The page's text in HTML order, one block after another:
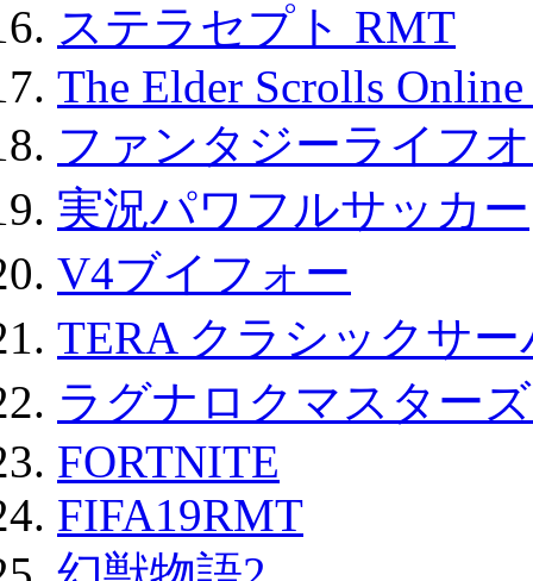
ステラセプト RMT
The Elder Scrolls
ファンタジーライフ
実況パワフルサッカー
V4ブイフォー
TERA クラシックサ
ラグナロクマスター
FORTNITE
FIFA19RMT